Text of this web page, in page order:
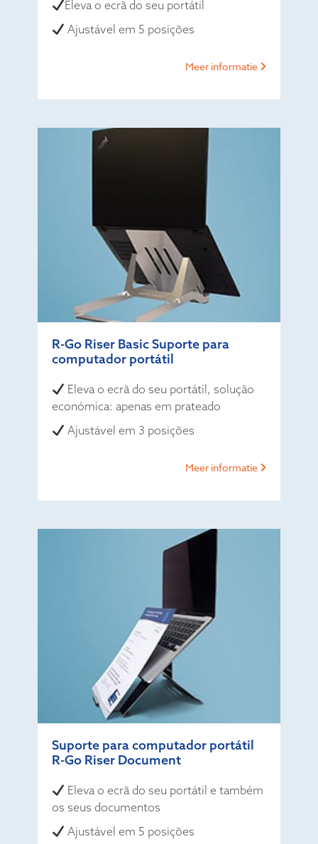
Eleva o ecrã do seu portátil
Ajustável em 5 posições
Meer informatie
R-Go Riser Basic Suporte para
computador portátil
Eleva o ecrã do seu portátil, solução
económica: apenas em prateado
Ajustável em 3 posições
Meer informatie
Suporte para computador portátil
R-Go Riser Document
Eleva o ecrã do seu portátil e também
os seus documentos
Ajustável em 5 posições